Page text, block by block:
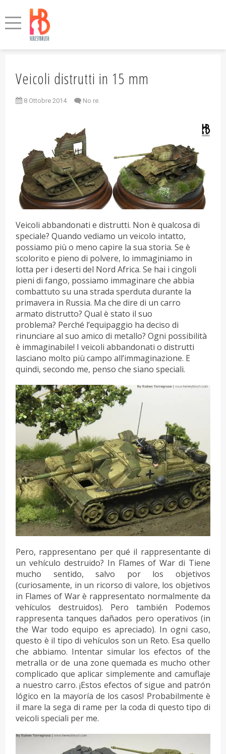
Veicoli distrutti in 15 mm
8 Ottobre 2014 No re.
Veicoli abbandonati e distrutti. Non è qualcosa di
speciale? Quando vediamo un veicolo intatto,
possiamo più o meno capire la sua storia. Se è
scolorito e pieno di polvere, lo immaginiamo in
lotta per i deserti del Nord Africa. Se hai i cingoli
pieni di fango, possiamo immaginare che abbia
combattuto su una strada sperduta durante la
primavera in Russia. Ma che dire di un carro
armato distrutto? Qual è stato il suo
problema? Perché l’equipaggio ha deciso di
rinunciare al suo amico di metallo? Ogni possibilità
è immaginabile! I veicoli abbandonati o distrutti
lasciano molto più campo all’immaginazione. E
quindi, secondo me, penso che siano speciali.
Pero, rappresentano per qué il rappresentante di
un vehículo destruido? In Flames of War di Tiene
mucho sentido, salvo por los objetivos
(curiosamente, in un ricorso di valore, los objetivos
in Flames of War è rappresentato normalmente da
vehículos destruidos). Pero también Podemos
rappresenta tanques dañados pero operativos (in
the War todo equipo es apreciado). In ogni caso,
questo è il tipo di vehículos son un Reto. Esa quello
che abbiamo. Intentar simular los efectos of the
metralla or de una zone quemada es mucho other
complicado que aplicar simplemente and camuflaje
a nuestro carro. ¡Estos efectos of sigue and patrón
lógico en la mayoría de los casos! Probabilmente è
il mare la sega di rame per la coda di questo tipo di
veicoli speciali per me.